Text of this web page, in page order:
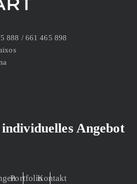
888 / 661 465 898
Angebot
PortfolioKontakt